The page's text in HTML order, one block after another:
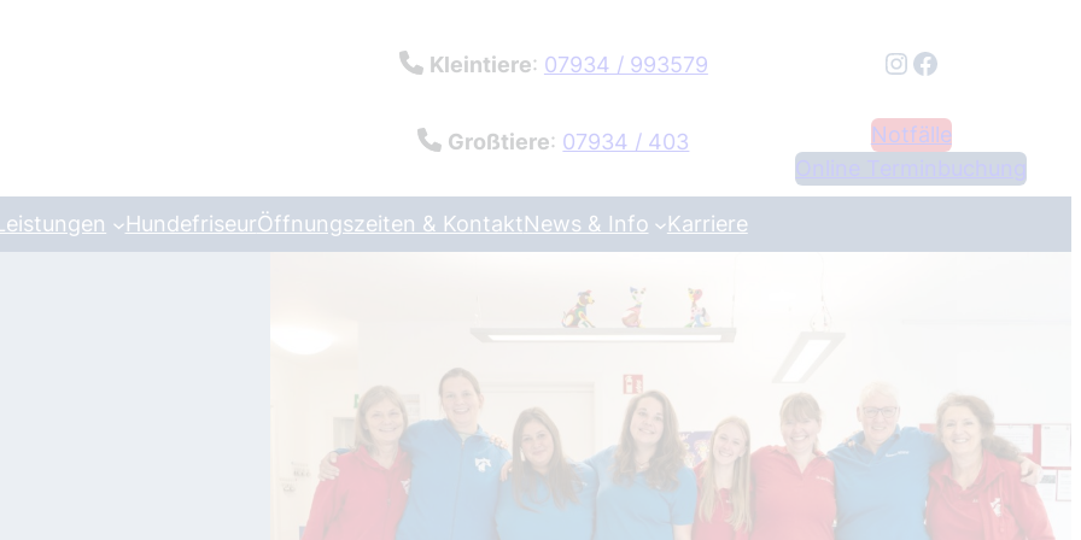
Kleintiere: 07934 / 993579
Großtiere: 07934 / 403
InstagramFacebook
Notfälle
Online Terminbuchung
HundefriseurÖffnungszeiten & KontaktNews & Info Karriere